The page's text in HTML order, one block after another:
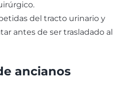
del tracto urinario y
antes de ser trasladado al
ancianos